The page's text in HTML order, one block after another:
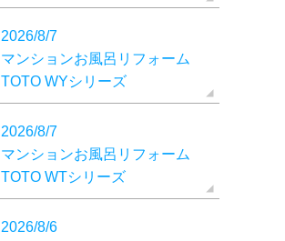
2026/8/7
マンションお風呂リフォーム
TOTO WYシリーズ
2026/8/7
マンションお風呂リフォーム
TOTO WTシリーズ
2026/8/6